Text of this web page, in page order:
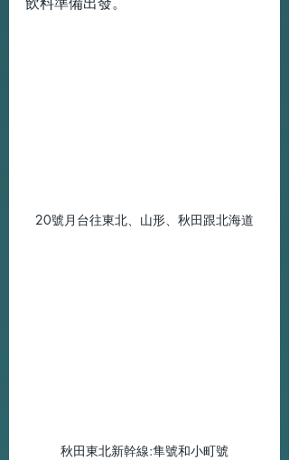
20號月台往東北、山形、秋田跟北海道
秋田東北新幹線:隼號和小町號